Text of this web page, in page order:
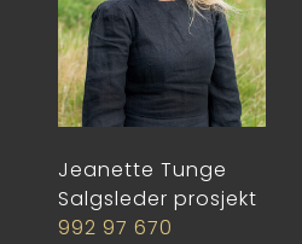
Jeanette Tunge
Salgsleder prosjekt
992 97 670